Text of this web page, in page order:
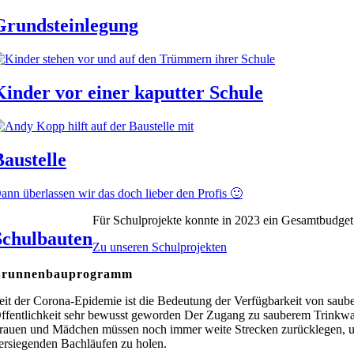
vor einer kaputter Schule
überlassen wir das doch lieber den Profis 🙂
Für Schulprojekte konnte in 2023 ein
Zu unseren Schulprojekten
der Corona-Epidemie ist die Bedeutung der Verfügbarkeit von
sehr bewusst geworden Der Zugang zu sauberem
und Mädchen müssen noch immer weite Strecken zurücklegen,
Bachläufen zu holen.